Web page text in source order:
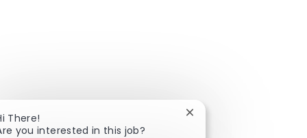
There!
you interested in this job?
Close chatbot